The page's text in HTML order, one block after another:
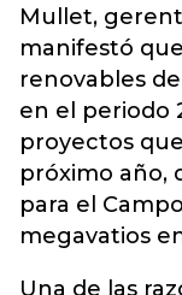
Mullet,
manifestó
renovables
en el periodo
proyectos
próximo año,
para el
megavatios
Una de las